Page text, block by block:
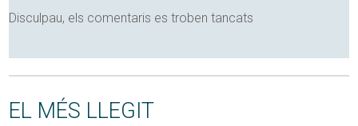
Disculpau, els comentaris es troben tancats
EL MÉS LLEGIT